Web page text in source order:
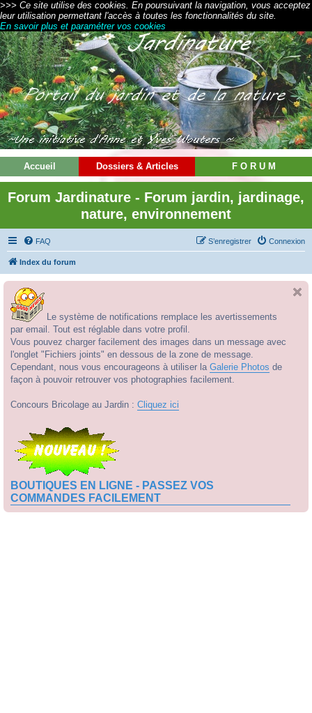
>>> Ce site utilise des cookies. En poursuivant la navigation, vous acceptez
leur utilisation permettant l'accès à toutes les fonctionnalités du site.
En savoir plus et paramétrer vos cookies
Accueil Dossiers & Articles F O R U M
Forum Jardinature - Forum jardin, jardinage,
nature, environnement
FAQ Connexion
S’enregistrer
Index du forum
Le système de notifications remplace les avertissements
par email. Tout est réglable dans votre profil.
Vous pouvez charger facilement des images dans un message avec
l'onglet "Fichiers joints" en dessous de la zone de message.
Cependant, nous vous encourageons à utiliser la Galerie Photos de
façon à pouvoir retrouver vos photographies facilement.
Concours Bricolage au Jardin : Cliquez ici
BOUTIQUES EN LIGNE - PASSEZ VOS
COMMANDES FACILEMENT